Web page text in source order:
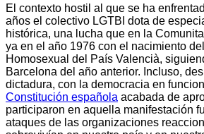
El contexto hostil al que se ha
años el colectivo LGTBI dota de
histórica, una lucha que en la
ya en el año 1976 con el nacimiento
Homosexual del País Valencià,
Barcelona del año anterior. Incluso,
dictadura, con la democracia en
Constitución española acabada de
participaron en aquella manifestación
ataques de las organizaciones